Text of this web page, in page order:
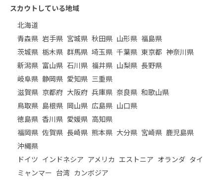
スカウトしている地域
北海道
青森県 岩手県 宮城県 秋田県 山形県 福島県
茨城県 栃木県 群馬県 埼玉県 千葉県 東京都 神奈川県
新潟県 富山県 石川県 福井県 山梨県 長野県
岐阜県 静岡県 愛知県 三重県
滋賀県 京都府 大阪府 兵庫県 奈良県 和歌山県
鳥取県 島根県 岡山県 広島県 山口県
徳島県 香川県 愛媛県 高知県
福岡県 佐賀県 長崎県 熊本県 大分県 宮崎県 鹿児島県
沖縄県
ドイツ インドネシア アメリカ エストニア オランダ タイ
ミャンマー 台湾 カンボジア